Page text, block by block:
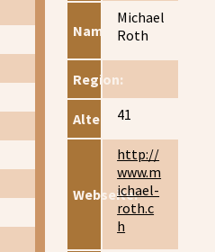
Name:
Michael
Roth
Region:
Alter: 41
Webseite:
http://
www.m
ichael-
roth.c
h